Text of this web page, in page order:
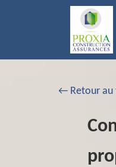
← Retour au